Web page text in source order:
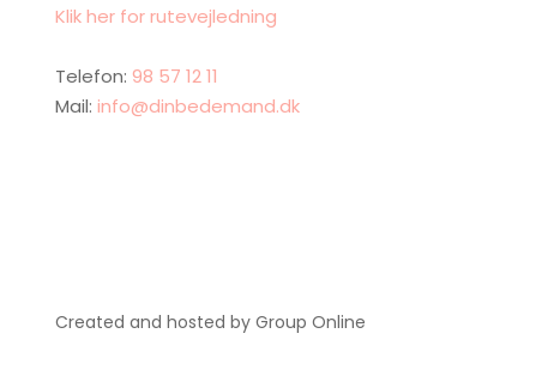
Klik her for rutevejledning
Telefon:98 57 12 11
Mail:info@dinbedemand.dk
Created and hosted by Group Online